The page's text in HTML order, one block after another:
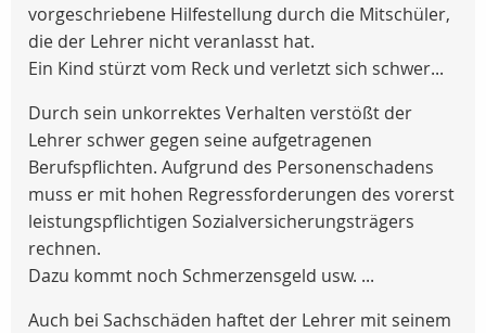
vorgeschriebene Hilfestellung durch die Mitschüler,
die der Lehrer nicht veranlasst hat.
Ein Kind stürzt vom Reck und verletzt sich schwer...
Durch sein unkorrektes Verhalten verstößt der
Lehrer schwer gegen seine aufgetragenen
Berufspflichten. Aufgrund des Personenschadens
muss er mit hohen Regressforderungen des vorerst
leistungspflichtigen Sozialversicherungsträgers
rechnen.
Dazu kommt noch Schmerzensgeld usw. ...
Auch bei Sachschäden haftet der Lehrer mit seinem